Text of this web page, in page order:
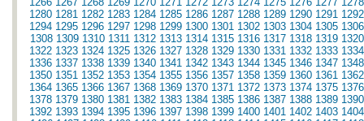
1280 1281 1282 1283 1284 1285 1286 1287 1288 1289 1290 1291 1292
1294 1295 1296 1297 1298 1299 1300 1301 1302 1303 1304 1305 1306
1308 1309 1310 1311 1312 1313 1314 1315 1316 1317 1318 1319 1320
1322 1323 1324 1325 1326 1327 1328 1329 1330 1331 1332 1333 1334
1336 1337 1338 1339 1340 1341 1342 1343 1344 1345 1346 1347 1348
1350 1351 1352 1353 1354 1355 1356 1357 1358 1359 1360 1361 1362
1364 1365 1366 1367 1368 1369 1370 1371 1372 1373 1374 1375 1376
1378 1379 1380 1381 1382 1383 1384 1385 1386 1387 1388 1389 1390
1392 1393 1394 1395 1396 1397 1398 1399 1400 1401 1402 1403 1404